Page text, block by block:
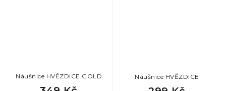
Náušnice HVĚZDICE GOLD Náušnice HVĚZDICE